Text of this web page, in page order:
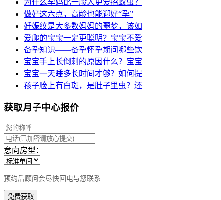
为什么孕妈比一般人更爱招蚊虫？
做好这六点，高龄也能迎好“孕”
妊娠纹是大多数妈妈的噩梦，该如
爱爬的宝宝一定更聪明？宝宝不爱
备孕知识——备孕怀孕期间哪些饮
宝宝手上长倒刺的原因什么？宝宝
宝宝一天睡多长时间才够？如何提
孩子脸上有白斑，是肚子里虫？还
获取月子中心报价
意向房型：
预约后顾问会尽快回电与您联系
免费获取